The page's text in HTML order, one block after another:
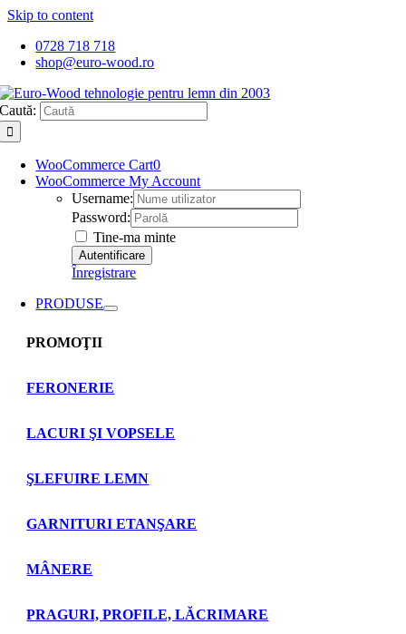
Skip to content
0728 718 718
shop@euro-wood.ro
Caută:
WooCommerce Cart0
WooCommerce My Account
Username:
Password:
Tine-ma minte
Înregistrare
PRODUSE
PROMOŢII
FERONERIE
LACURI ŞI VOPSELE
ŞLEFUIRE LEMN
GARNITURI ETANŞARE
MÂNERE
PRAGURI, PROFILE, LĂCRIMARE